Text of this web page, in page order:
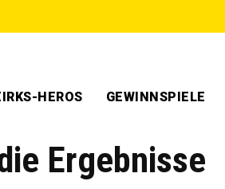
HEROS GEWINNSPIELE
Ergebnisse